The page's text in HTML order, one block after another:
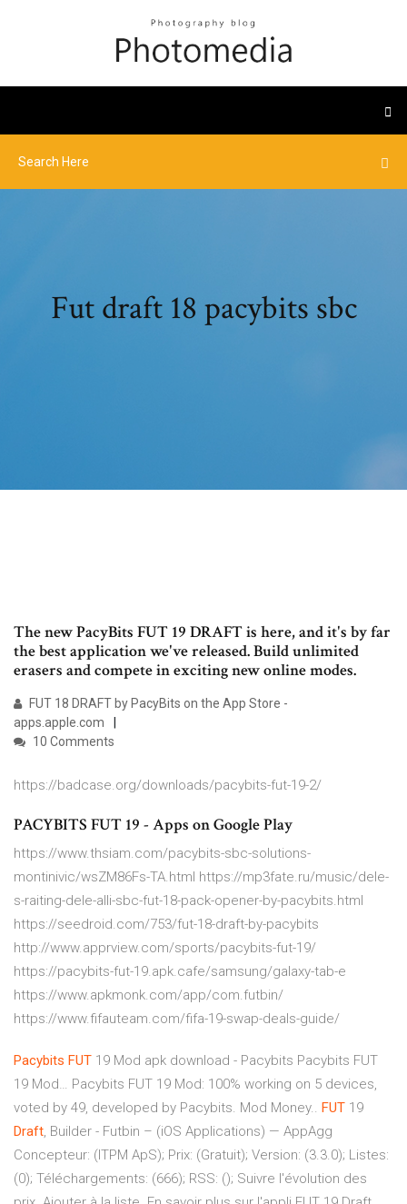
Fut draft 18 pacybits sbc
The new PacyBits FUT 19 DRAFT is here, and it's by far
the best application we've released. Build unlimited
erasers and compete in exciting new online modes.
‎FUT 18 DRAFT by PacyBits on the App Store -
apps.apple.com
10 Comments
https://badcase.org/downloads/pacybits-fut-19-2/
PACYBITS FUT 19 - Apps on Google Play
https://www.thsiam.com/pacybits-sbc-solutions-
montinivic/wsZM86Fs-TA.html https://mp3fate.ru/music/dele-
s-raiting-dele-alli-sbc-fut-18-pack-opener-by-pacybits.html
https://seedroid.com/753/fut-18-draft-by-pacybits
http://www.apprview.com/sports/pacybits-fut-19/
https://pacybits-fut-19.apk.cafe/samsung/galaxy-tab-e
https://www.apkmonk.com/app/com.futbin/
https://www.fifauteam.com/fifa-19-swap-deals-guide/
Pacybits FUT 19 Mod apk download - Pacybits Pacybits FUT
19 Mod… Pacybits FUT 19 Mod: 100% working on 5 devices,
voted by 49, developed by Pacybits. Mod Money.. FUT 19
Draft, Builder - Futbin – (iOS Applications) — AppAgg
Concepteur: (ITPM ApS); Prix: (Gratuit); Version: (3.3.0); Listes:
(0); Téléchargements: (666); RSS: (); Suivre l'évolution des